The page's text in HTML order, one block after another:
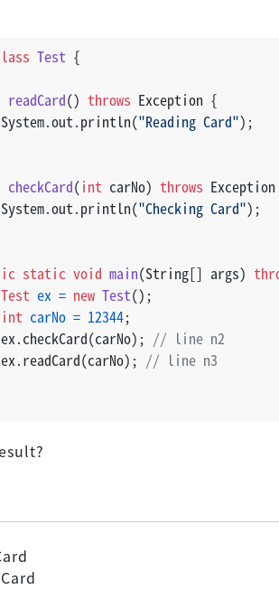
Test {
readCard() throws Exception {
"Reading Card");
checkCard(int carNo) throws
"Checking Card");
static void main(String[] args)
Test ex = new Test();
int carNo = 12344;
// line n2
// line n3